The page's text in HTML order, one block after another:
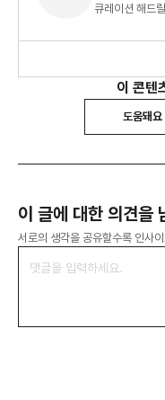
큐레이션 해드
이 콘텐
도움돼요
이 글에 대한 의견을
서로의 생각을 공유할수록 인사